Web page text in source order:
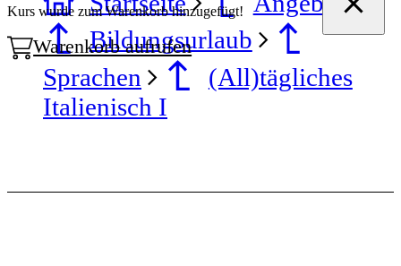
Kurs wurde zum Warenkorb hinzugefügt!
Warenkorb aufrufen
Bildungsurlaub
Sprachen
(All)tägliches
Italienisch I